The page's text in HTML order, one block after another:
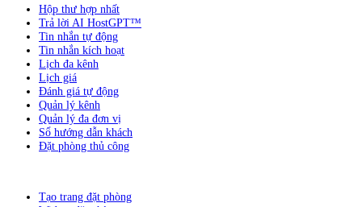
Hộp thư hợp nhất
Trả lời AI HostGPT™
Tin nhắn tự động
Tin nhắn kích hoạt
Lịch đa kênh
Lịch giá
Đánh giá tự động
Quản lý kênh
Quản lý đa đơn vị
Sổ hướng dẫn khách
Đặt phòng thủ công
Tạo trang đặt phòng